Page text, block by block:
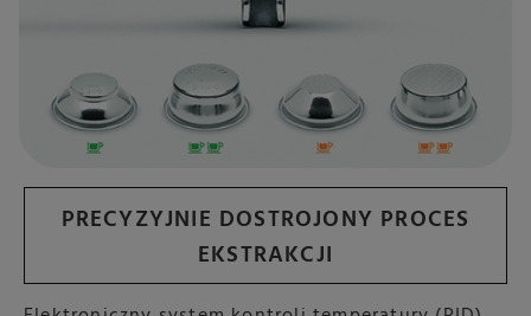
PRECYZYJNIE DOSTROJONY PROCES
EKSTRAKCJI